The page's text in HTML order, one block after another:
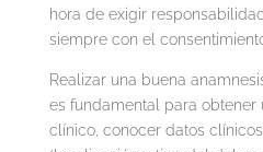
hora de exigir
siempre con el
Realizar una buena
es fundamental para
clínico, conocer datos